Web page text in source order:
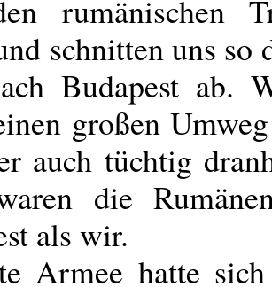
rumänischen
schnitten uns so
Budapest ab.
großen
auch tüchtig
die
als wir.
Armee hatte